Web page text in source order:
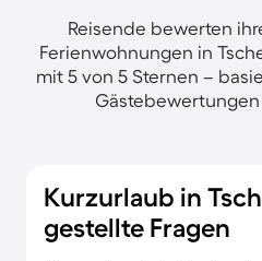
Reisende bewerten
Ferienwohnungen in
mit 5 von 5 Sternen –
Gästebewertungen
Kurzurlaub in
gestellte Fragen